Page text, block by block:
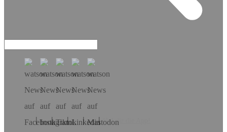
Hol dir die App!